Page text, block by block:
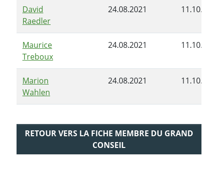
David
Raedler
24.08.2021
Maurice
Treboux
24.08.2021
Marion
Wahlen
24.08.2021
RETOUR VERS LA FICHE MEMBRE DU GRAND
CONSEIL